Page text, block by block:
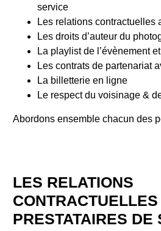
service
Les relations contractuelles
Les droits d’auteur du
La playlist de l’évènement
Les contrats de partenariat
La billetterie en ligne
Le respect du voisinage &
Abordons ensemble chacun des
LES RELATIONS
PRESTATAIRES DE